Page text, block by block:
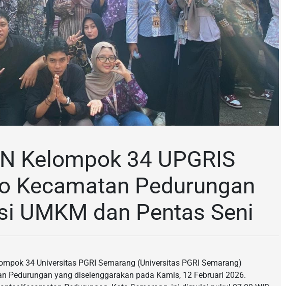
Kelompok 34 UPGRIS
Kecamatan Pedurungan
UMKM dan Pentas Seni
34 Universitas PGRI Semarang (Universitas PGRI Semarang)
Pedurungan yang diselenggarakan pada Kamis, 12 Februari 2026.